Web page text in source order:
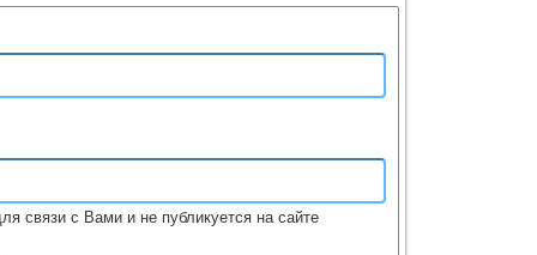
связи с Вами и не публикуется на сайте